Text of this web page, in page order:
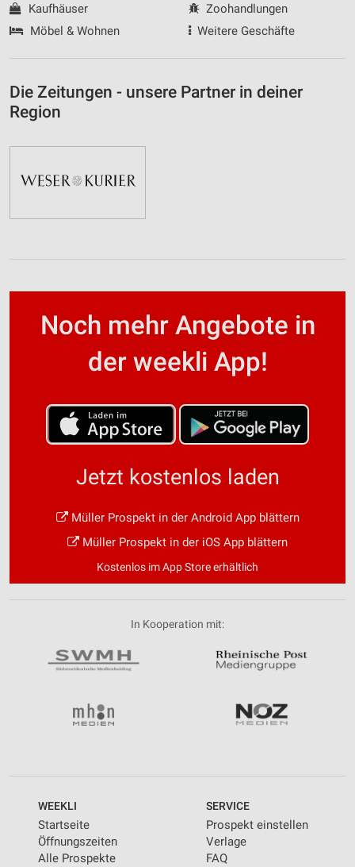
Kaufhäuser
Möbel & Wohnen
Zoohandlungen
Weitere Geschäfte
Die Zeitungen - unsere Partner in deiner
Region
Noch mehr Angebote in
der weekli App!
Jetzt kostenlos laden
Müller Prospekt in der Android App blättern
Müller Prospekt in der iOS App blättern
Kostenlos im App Store erhältlich
In Kooperation mit:
WEEKLI
Startseite
Öffnungszeiten
Alle Prospekte
SERVICE
Prospekt einstellen
Verlage
FAQ
Performance
Werbung